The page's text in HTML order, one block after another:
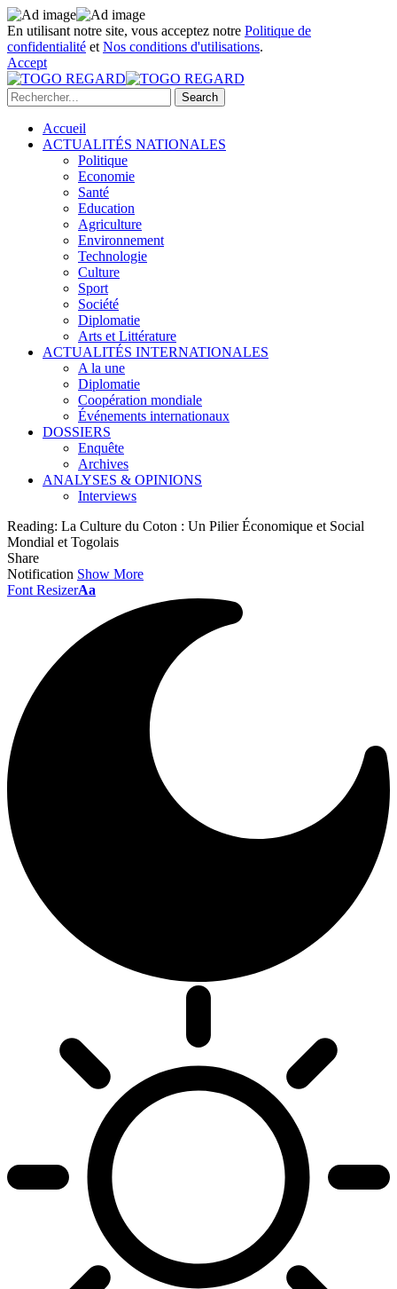
En utilisant notre site, vous acceptez notre Politique de
confidentialité et Nos conditions d'utilisations.
Accept
Accueil
ACTUALITÉS NATIONALES
Politique
Economie
Santé
Education
Agriculture
Environnement
Technologie
Culture
Sport
Société
Diplomatie
Arts et Littérature
ACTUALITÉS INTERNATIONALES
A la une
Diplomatie
Coopération mondiale
Événements internationaux
DOSSIERS
Enquête
Archives
ANALYSES & OPINIONS
Interviews
Reading: La Culture du Coton : Un Pilier Économique et Social
Mondial et Togolais
Share
Notification Show More
Font ResizerAa